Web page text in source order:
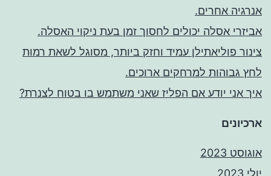
אנרגיה אחרים.
אביזרי אסלה יכולים לחסוך זמן בעת ניקוי האסלה.
צינור פוליאתילן עמיד וחזק ביותר, מסוגל לשאת רמות
לחץ גבוהות למרחקים ארוכים.
איך אני יודע אם הפליז שאני משתמש בו בטוח לצנרת?
ארכיונים
אוגוסט 2023